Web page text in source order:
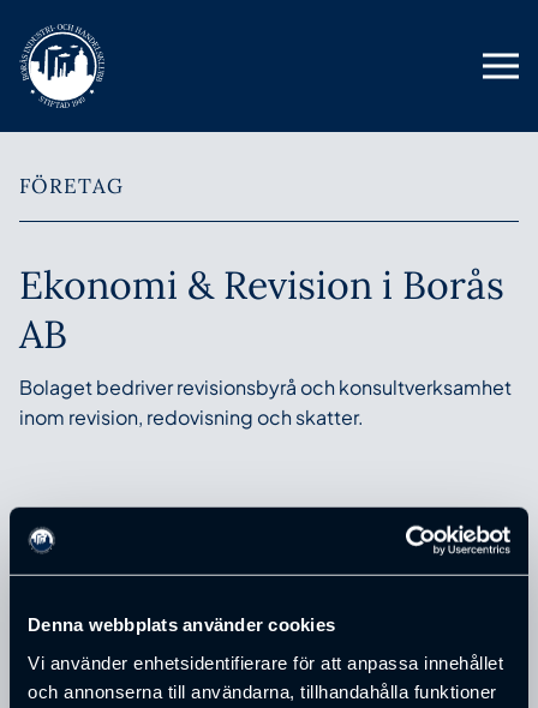
Denna webbplats använder cookies
Vi använder enhetsidentifierare för att anpassa innehållet
och annonserna till användarna, tillhandahålla funktioner
FÖRETAG
Ekonomi & Revision i Borås
AB
Bolaget bedriver revisionsbyrå och konsultverksamhet
inom revision, redovisning och skatter.
ADRESS
Box 22053
504 11
STAD
Borås